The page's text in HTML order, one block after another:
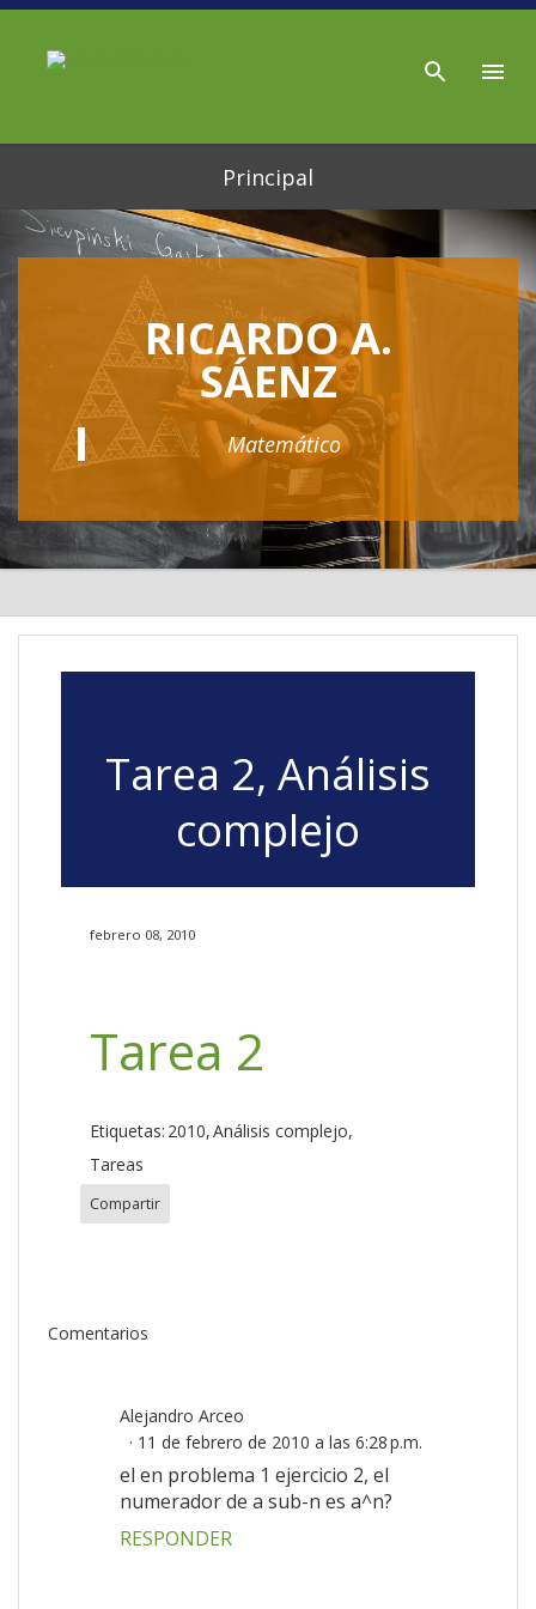
Principal
RICARDO A.
SÁENZ
Matemático
Tarea 2, Análisis
complejo
febrero 08, 2010
Tarea 2
Etiquetas: 2010 Análisis complejo
Tareas
Compartir
Comentarios
Alejandro Arceo
11 de febrero de 2010 a las 6:28 p.m.
el en problema 1 ejercicio 2, el
numerador de a sub-n es a^n?
RESPONDER